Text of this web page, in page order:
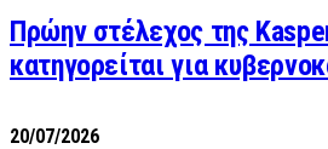
Πρώην στέλεχος της
κατηγορείται για
20/07/2026